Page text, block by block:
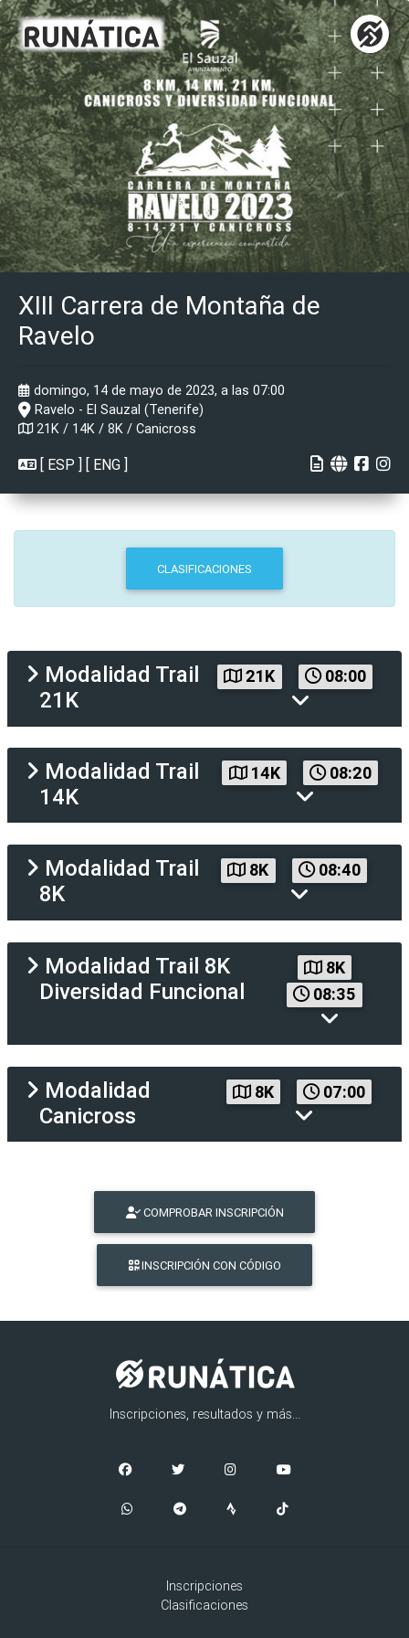
XIII Carrera de Montaña de
Ravelo
domingo, 14 de mayo de 2023, a las 07:00
Ravelo - El Sauzal (Tenerife)
21K / 14K / 8K / Canicross
[ ESP ] [ ENG ]
CLASIFICACIONES
Modalidad Trail
21K
21K 08:00
Modalidad Trail
14K
14K 08:20
Modalidad Trail
8K
8K 08:40
Modalidad Trail 8K
Diversidad Funcional
8K
08:35
Modalidad
Canicross
8K 07:00
COMPROBAR INSCRIPCIÓN
INSCRIPCIÓN CON CÓDIGO
Inscripciones, resultados y más...
Inscripciones
Clasificaciones